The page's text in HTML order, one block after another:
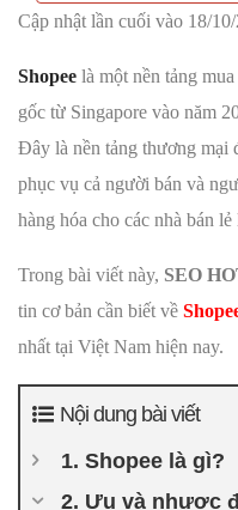
Cập nhật lần cuối vào 18/
Shopee là một nền tảng
gốc từ Singapore vào năm
Đây là nền tảng thương
phục vụ cả người bán và
hàng hóa cho các nhà bán
Trong bài viết này, SEO
tin cơ bản cần biết về
nhất tại Việt Nam hiện nay.
Nội dung bài viết
1. Shopee là gì?
2. Ưu và nhược